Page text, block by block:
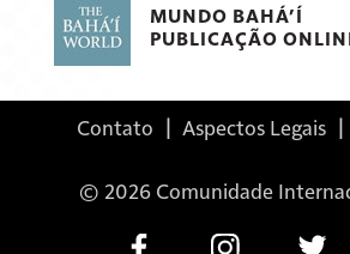
MUNDO BAHÁ’Í
PUBLICAÇÃO
Contato | Aspectos Legais|
© 2026 Comunidade